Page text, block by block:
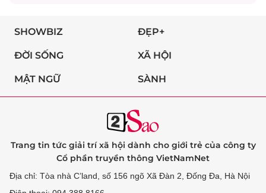
SHOWBIZ ĐẸP+
ĐỜI SỐNG XÃ HỘI
MẬT NGỮ SÀNH
Trang tin tức giải trí xã hội dành cho giới trẻ của công ty
Cổ phần truyền thông VietNamNet
Địa chỉ: Tòa nhà C’land, số 156 ngõ Xã Đàn 2, Đống Đa, Hà Nội